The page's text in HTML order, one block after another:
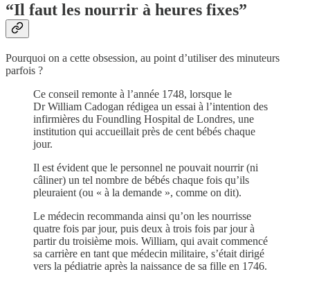
“Il faut les nourrir à heures fixes”
Pourquoi on a cette obsession, au point d’utiliser des minuteurs
parfois ?
Ce conseil remonte à l’année 1748, lorsque le
Dr William Cadogan rédigea un essai à l’intention des
infirmières du Foundling Hospital de Londres, une
institution qui accueillait près de cent bébés chaque
jour.
Il est évident que le personnel ne pouvait nourrir (ni
câliner) un tel nombre de bébés chaque fois qu’ils
pleuraient (ou « à la demande », comme on dit).
Le médecin recommanda ainsi qu’on les nourrisse
quatre fois par jour, puis deux à trois fois par jour à
partir du troisième mois. William, qui avait commencé
sa carrière en tant que médecin militaire, s’était dirigé
vers la pédiatrie après la naissance de sa fille en 1746.